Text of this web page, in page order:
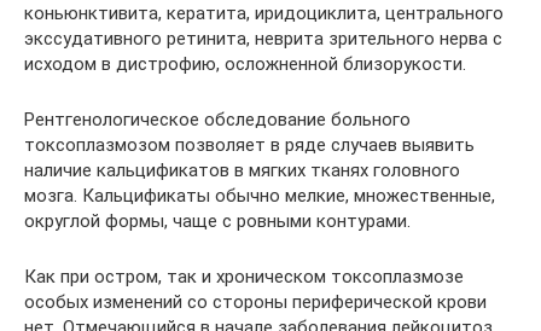
коньюнктивита, кератита, иридоциклита, центрального
экссудативного ретинита, неврита зрительного нерва с
исходом в дистрофию, осложненной близорукости.
Рентгенологическое обследование больного
токсоплазмозом позволяет в ряде случаев выявить
наличие кальцификатов в мягких тканях головного
мозга. Кальцификаты обычно мелкие, множественные,
округлой формы, чаще с ровными контурами.
Как при остром, так и хроническом токсоплазмозе
особых изменений со стороны периферической крови